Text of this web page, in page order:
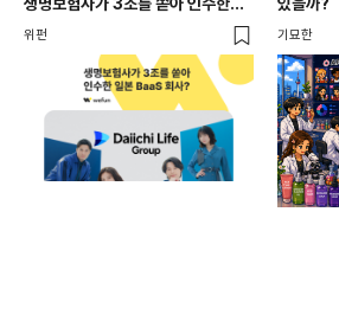
생명보험사가 3조를 쏟아 인수한
일본 BaaS 회사의 정체는?
위펀
있을까?
기묘한